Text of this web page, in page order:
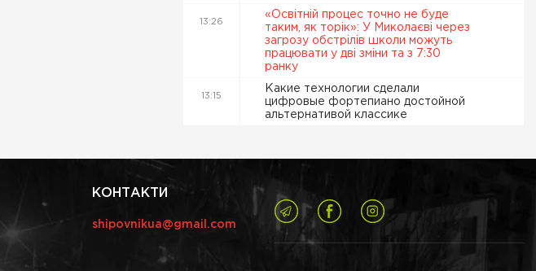
13:26
«Освітній процес точно не буде
таким, як торік»: У Миколаєві через
загрозу обстрілів школи можуть
працювати у дві зміни та з 7:30
ранку
13:15
Какие технологии сделали
цифровые фортепиано достойной
альтернативой классике
КОНТАКТИ
shipovnikua@gmail.com